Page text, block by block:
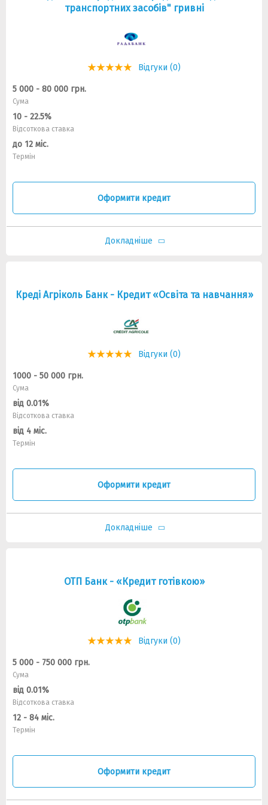
транспортних засобів" гривні
Відгуки (0)
5 000 - 80 000 грн.
Сума
10 - 22.5%
Відсоткова ставка
до 12 міс.
Термін
Оформити кредит
Докладніше
Креді Агріколь Банк - Кредит «Освіта та навчання»
Відгуки (0)
1000 - 50 000 грн.
Сума
від 0.01%
Відсоткова ставка
від 4 міс.
Термін
Оформити кредит
Докладніше
ОТП Банк - «Кредит готівкою»
Відгуки (0)
5 000 - 750 000 грн.
Сума
від 0.01%
Відсоткова ставка
12 - 84 міс.
Термін
Оформити кредит